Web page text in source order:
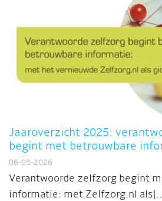
Jaaroverzicht 2025:
begint met betrouwbare
06-05-2026
Verantwoorde zelfzorg begint
informatie: met Zelfzorg.nl